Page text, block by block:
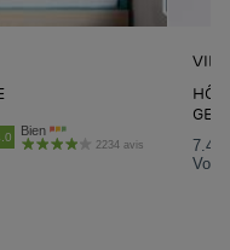
Bien
2234 avis
7.4
Voir